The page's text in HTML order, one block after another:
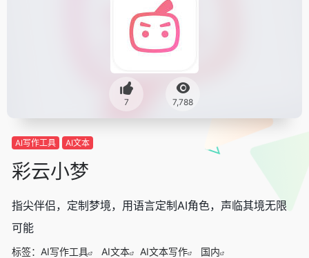
7 7,788
AI写作工具 AI文本
彩云小梦
指尖伴侣，定制梦境，用语言定制AI角色，声临其境无限
可能
标签： AI写作工具 AI文本 AI文本写作 国内